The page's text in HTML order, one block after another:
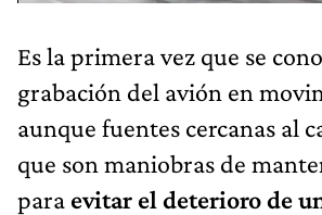
Es la primera vez que se
grabación del avión en
aunque fuentes cercanas al
que son maniobras de
para evitar el deterioro de